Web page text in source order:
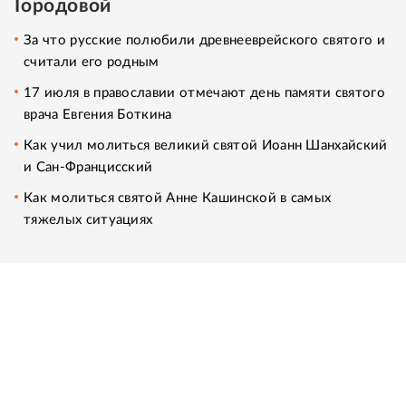
Городовой
За что русские полюбили древнееврейского святого и
считали его родным
17 июля в православии отмечают день памяти святого
врача Евгения Боткина
Как учил молиться великий святой Иоанн Шанхайский
и Сан-Франциcский
Как молиться святой Анне Кашинской в самых
тяжелых ситуациях